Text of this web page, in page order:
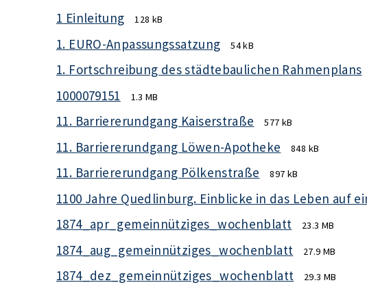
1 Einleitung 128 kB
1. EURO-Anpassungssatzung 54 kB
1. Fortschreibung des städtebaulichen Rahmenplans
1000079151 1.3 MB
11. Barriererundgang Kaiserstraße 577 kB
11. Barriererundgang Löwen-Apotheke 848 kB
11. Barriererundgang Pölkenstraße 897 kB
1100 Jahre Quedlinburg. Einblicke in das Leben auf
1874_apr_gemeinnütziges_wochenblatt 23.3 MB
1874_aug_gemeinnütziges_wochenblatt 27.9 MB
1874_dez_gemeinnütziges_wochenblatt 29.3 MB